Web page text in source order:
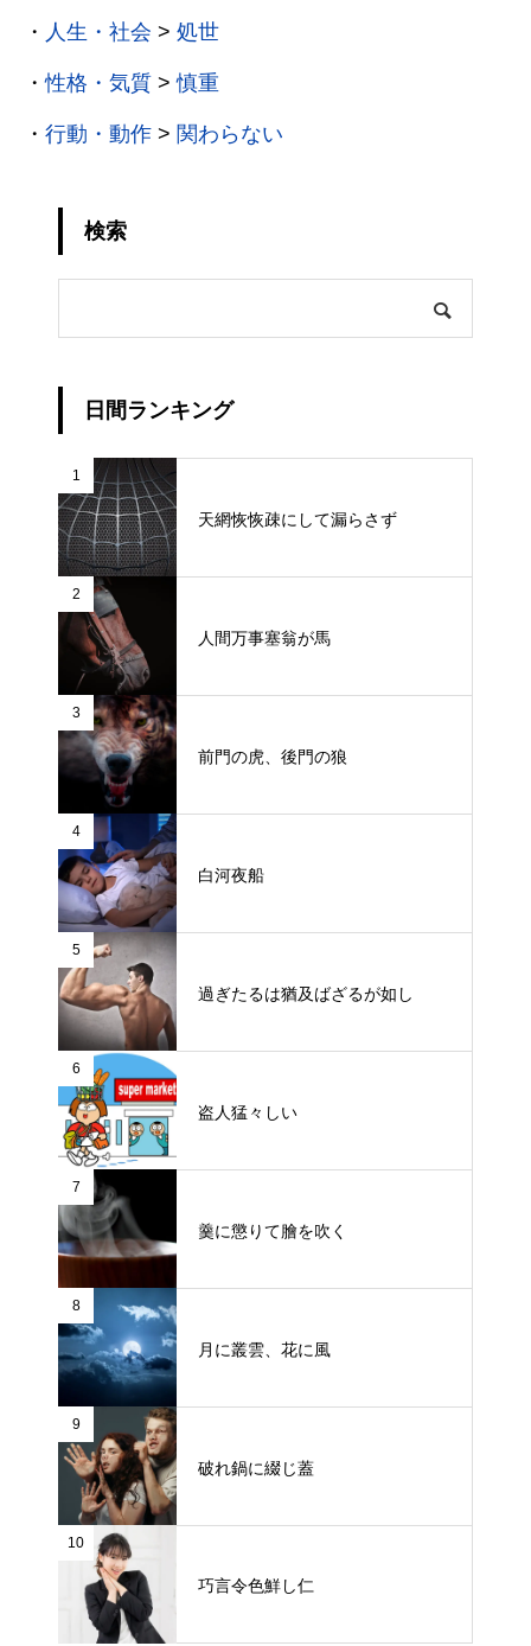
・ 人生・社会 > 処世
・性格・気質 >慎重
・ 行動・動作 > 関わらない
検索
日間ランキング
1
天網恢恢疎にして漏らさず
2
人間万事塞翁が馬
3
前門の虎、後門の狼
4
白河夜船
5
過ぎたるは猶及ばざるが如し
6
盗人猛々しい
7
羹に懲りて膾を吹く
8
月に叢雲、花に風
9
破れ鍋に綴じ蓋
10
巧言令色鮮し仁